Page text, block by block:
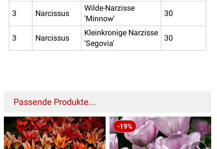
3 Narcissus
Wilde-Narzisse
'Minnow'
30
3 Narcissus
Kleinkronige Narzisse
'Segovia'
30
Passende Produkte...
-19%